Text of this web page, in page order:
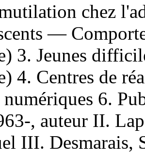
chez
—
3. Jeunes
4. Centres de
6.
, auteur II.
III. Desmarais,